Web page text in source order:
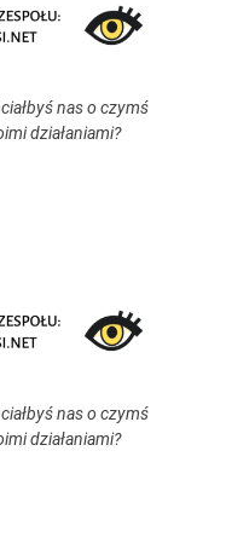
nas o czymś
działaniami?
nas o czymś
działaniami?